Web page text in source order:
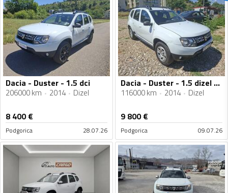
Dacia - Duster - 1.5 dci
206000 km 2014 Dizel
8 400€
Podgorica 28.07.26
Dacia - Duster - 1.5 dizel 4x4
116000 km 2014 Dizel
9 800€
Podgorica 09.07.26